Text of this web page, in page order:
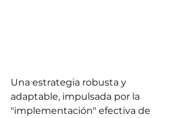
Una estrategia robusta y
adaptable, impulsada por la
"implementación" efectiva de